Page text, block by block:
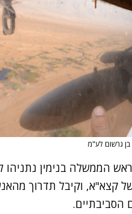
בן גרשום לע"מ
הממשלה בנימין נתניהו
קצא"א, וקיבל תדרוך
הסביבתיים.